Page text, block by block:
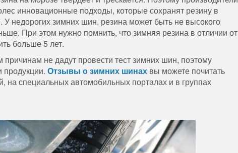
инновационные подходы, которые сохранят резину в
недорогих зимних шин, резина может быть не высокого
При этом нужно помнить, что зимняя резина в отличии от
больше 5 лет.
не дадут провести тест зимних шин, поэтому
продукции. Отзывы о зимних шинах вы можете почитать
на специальных автомобильных порталах и в группах